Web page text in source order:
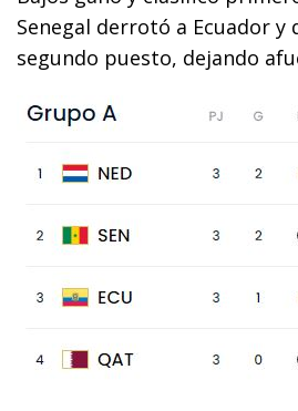
Senegal derrotó a Ecuador y
segundo puesto, dejando